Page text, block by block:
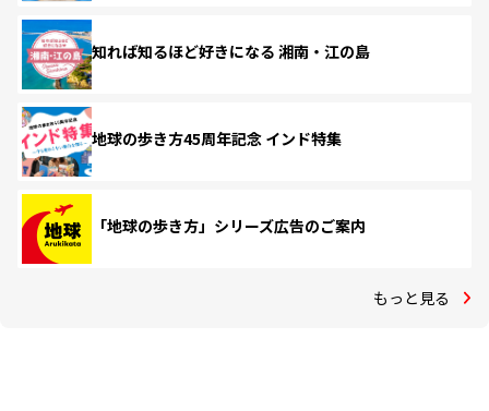
知れば知るほど好きになる 湘南・江の島
地球の歩き方45周年記念 インド特集
「地球の歩き方」シリーズ広告のご案内
もっと見る